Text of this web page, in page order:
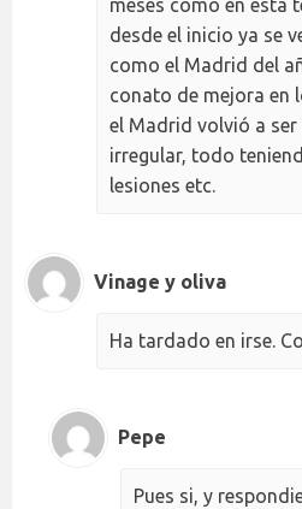
meses como en ésta
desde el inicio ya se
como el Madrid del
conato de mejora en
el Madrid volvió a
irregular, todo
lesiones etc.
Vinage y oliva
Ha tardado en irse.
Pepe
Pues si, y